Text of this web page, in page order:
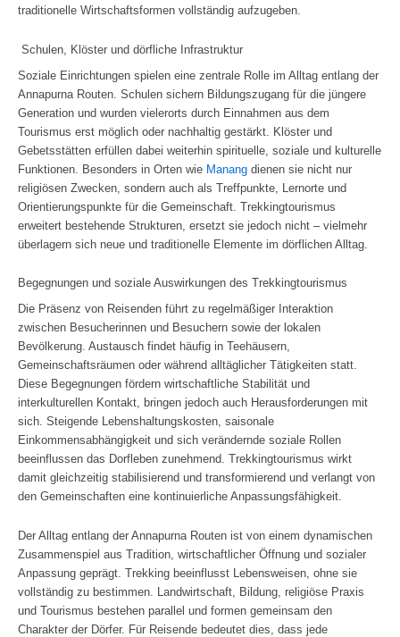
traditionelle Wirtschaftsformen vollständig aufzugeben.
Schulen, Klöster und dörfliche Infrastruktur
Soziale Einrichtungen spielen eine zentrale Rolle im Alltag entlang der
Annapurna Routen. Schulen sichern Bildungszugang für die jüngere
Generation und wurden vielerorts durch Einnahmen aus dem
Tourismus erst möglich oder nachhaltig gestärkt. Klöster und
Gebetsstätten erfüllen dabei weiterhin spirituelle, soziale und kulturelle
Funktionen. Besonders in Orten wie Manang dienen sie nicht nur
religiösen Zwecken, sondern auch als Treffpunkte, Lernorte und
Orientierungspunkte für die Gemeinschaft. Trekkingtourismus
erweitert bestehende Strukturen, ersetzt sie jedoch nicht – vielmehr
überlagern sich neue und traditionelle Elemente im dörflichen Alltag.
Begegnungen und soziale Auswirkungen des Trekkingtourismus
Die Präsenz von Reisenden führt zu regelmäßiger Interaktion
zwischen Besucherinnen und Besuchern sowie der lokalen
Bevölkerung. Austausch findet häufig in Teehäusern,
Gemeinschaftsräumen oder während alltäglicher Tätigkeiten statt.
Diese Begegnungen fördern wirtschaftliche Stabilität und
interkulturellen Kontakt, bringen jedoch auch Herausforderungen mit
sich. Steigende Lebenshaltungskosten, saisonale
Einkommensabhängigkeit und sich verändernde soziale Rollen
beeinflussen das Dorfleben zunehmend. Trekkingtourismus wirkt
damit gleichzeitig stabilisierend und transformierend und verlangt von
den Gemeinschaften eine kontinuierliche Anpassungsfähigkeit.
Der Alltag entlang der Annapurna Routen ist von einem dynamischen
Zusammenspiel aus Tradition, wirtschaftlicher Öffnung und sozialer
Anpassung geprägt. Trekking beeinflusst Lebensweisen, ohne sie
vollständig zu bestimmen. Landwirtschaft, Bildung, religiöse Praxis
und Tourismus bestehen parallel und formen gemeinsam den
Charakter der Dörfer. Für Reisende bedeutet dies, dass jede